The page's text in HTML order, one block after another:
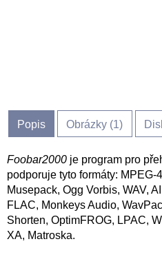
Popis Obrázky (1)
Foobar2000 je program pro
podporuje tyto formáty: MPEG-
Musepack, Ogg Vorbis, WAV,
FLAC, Monkeys Audio,
Shorten, OptimFROG, LPAC,
XA, Matroska.